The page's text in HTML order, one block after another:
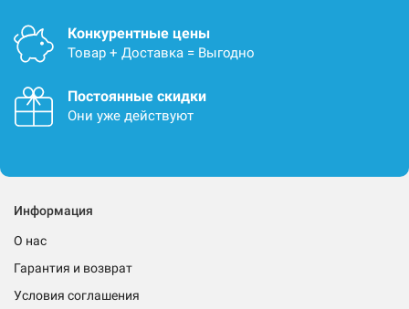
Конкурентные цены
Товар + Доставка = Выгодно
Постоянные скидки
Они уже действуют
Информация
О нас
Гарантия и возврат
Условия соглашения